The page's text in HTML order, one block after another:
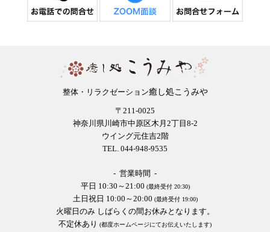
整体・リラクゼーション癒し処こうみや
〒211-0025
神奈川県川崎市中原区木月2丁目8-2
ウイング元住吉2階
TEL. 044-948-9535
- 営業時間 -
平日 10:30～21:00 (最終受付 20:30)
土日祝日 10:00～20:00 (最終受付 19:00)
火曜日のみ しばらくの間お休みとなります。
不定休あり (都度ホームページにてお伝えいたします)